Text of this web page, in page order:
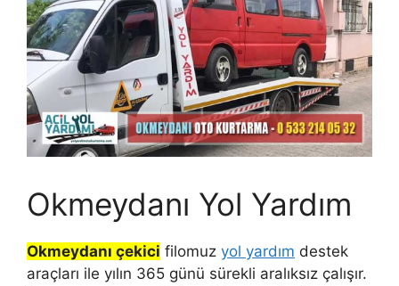
Okmeydanı Yol Yardım
Okmeydanı çekici filomuz yol yardım destek
araçları ile yılın 365 günü sürekli aralıksız çalışır.